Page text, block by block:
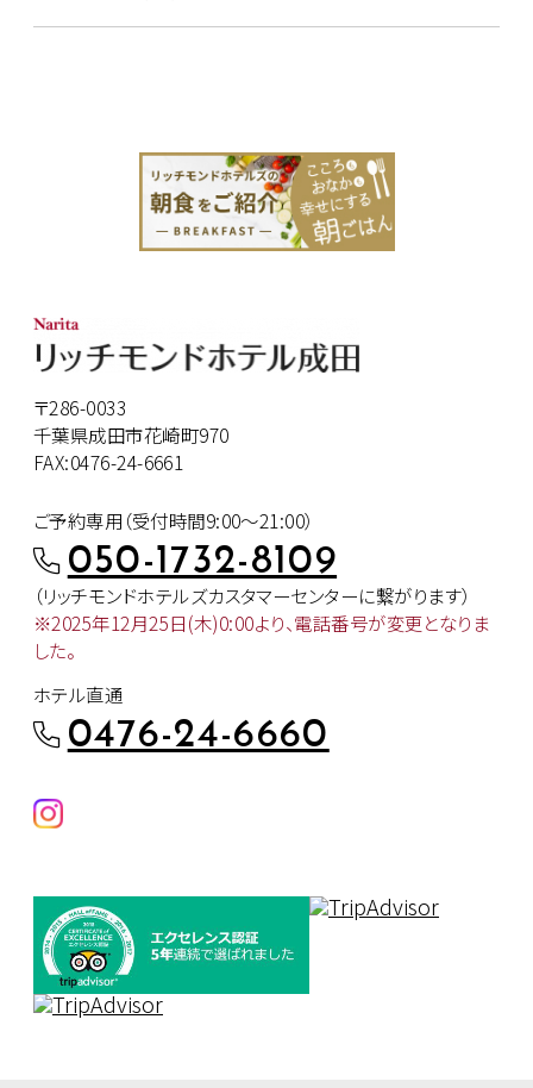
〒286-0033
千葉県成田市花崎町970
FAX:0476-24-6661
ご予約専用（受付時間9:00～21:00）
050-1732-8109
（リッチモンドホテルズカスタマーセンターに繋がります）
※2025年12月25日(木)0:00より、電話番号が変更となりま
した。
ホテル直通
0476-24-6660